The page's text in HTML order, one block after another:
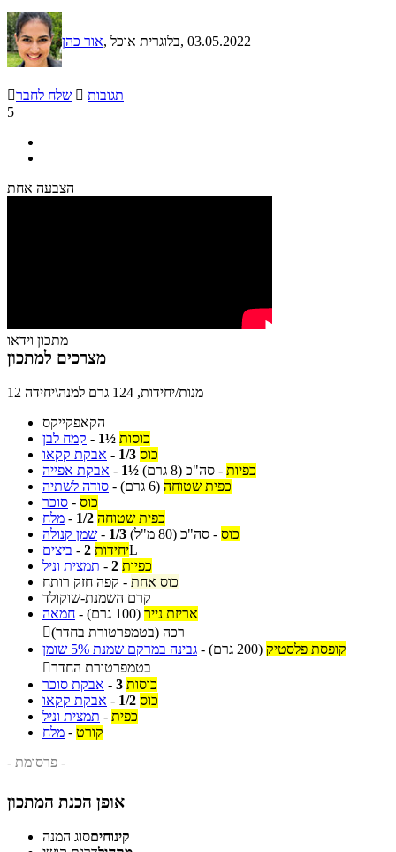
אור כהן , בלוגרית אוכל, 03.05.2022
שלח לחבר  תגובות
5
הצבעה אחת
מתכון וידאו
מצרכים למתכון
12 מנות/יחידות, 124 גרם למנה\יחידה
הקאפקייקס
קמח לבן - 1½ כוסות
אבקת קקאו - 1/3 כוס
אבקת אפייה - 1½ כפיות - סה"כ (8 גרם)
סודה לשתיה - כפית שטוחה (6 גרם)
סוכר - כוס
מלח - 1/2 כפית שטוחה
שמן קנולה - 1/3 כוס - סה"כ (80 מ"ל)
ביצים - 2 יחידותL
תמצית וניל - 2 כפיות
קפה חזק רותח - כוס אחת
קרם השמנת-שוקולד
חמאה - אריזת נייר (100 גרם)
רכה (בטמפרטורת בחדר)
גבינה במרקם שמנת 5% שומן - קופסת פלסטיק (200 גרם)
בטמפרטורת החדר
אבקת סוכר - 3 כוסות
אבקת קקאו - 1/2 כוס
תמצית וניל - כפית
מלח - קורט
- פרסומת -
אופן הכנת המתכון
קינוחיםסוג המנה